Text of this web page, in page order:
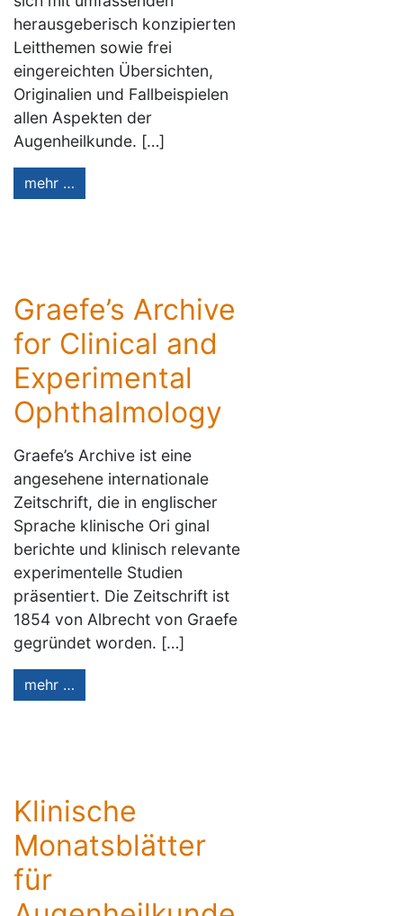
herausgeberisch konzipierten
Leitthemen sowie frei
eingereichten Übersichten,
Originalien und Fallbeispielen
allen Aspekten der
Augenheilkunde. […]
mehr …
Graefe’s Archive
for Clinical and
Experimental
Ophthalmology
Graefe’s Archive ist eine
angesehene internationale
Zeitschrift, die in englischer
Sprache klinische Ori ginal
berichte und klinisch relevante
experimentelle Studien
präsentiert. Die Zeitschrift ist
1854 von Albrecht von Graefe
gegründet worden. […]
mehr …
Klinische
Monatsblätter
für